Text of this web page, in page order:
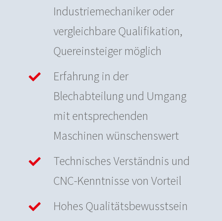
Industriemechaniker oder
vergleichbare Qualifikation,
Quereinsteiger möglich
Erfahrung in der
Blechabteilung und Umgang
mit entsprechenden
Maschinen wünschenswert
Technisches Verständnis und
CNC-Kenntnisse von Vorteil
Hohes Qualitätsbewusstsein